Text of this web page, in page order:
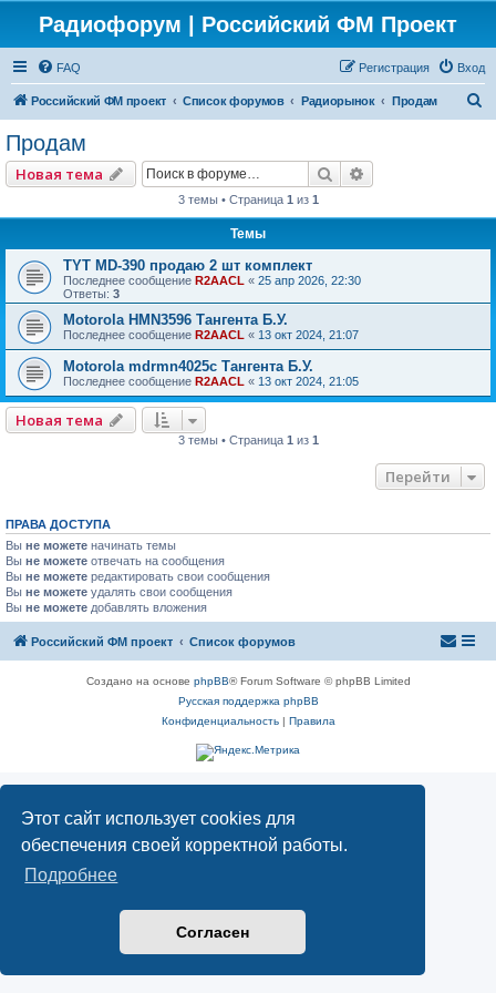
Этот сайт использует cookies для
обеспечения своей корректной работы.
Подробнее
Согласен
Радиофорум | Российский ФМ Проект
FAQ Вход
Регистрация
Российский ФМ проект Список форумов Радиорынок Продам
Продам
Новая тема Поиск
3 темы • Страница 1 из 1
Темы
TYT MD-390 продаю 2 шт комплект
Последнее сообщение R2AACL « 25 апр 2026, 22:30
Ответы: 3
Motorola HMN3596 Тангента Б.У.
Последнее сообщение R2AACL « 13 окт 2024, 21:07
Motorola mdrmn4025с Тангента Б.У.
Последнее сообщение R2AACL « 13 окт 2024, 21:05
Новая тема
3 темы • Страница 1 из 1
Перейти
ПРАВА ДОСТУПА
Вы не можете начинать темы
Вы не можете отвечать на сообщения
Вы не можете редактировать свои сообщения
Вы не можете удалять свои сообщения
Вы не можете добавлять вложения
Российский ФМ проект Список форумов
Создано на основе phpBB® Forum Software © phpBB Limited
Русская поддержка phpBB
Конфиденциальность| Правила